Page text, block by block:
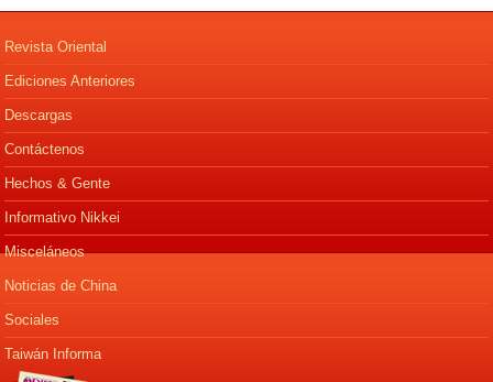
Revista Oriental
Ediciones Anteriores
Descargas
Contáctenos
Hechos & Gente
Informativo Nikkei
Misceláneos
Noticias de China
Sociales
Taiwán Informa